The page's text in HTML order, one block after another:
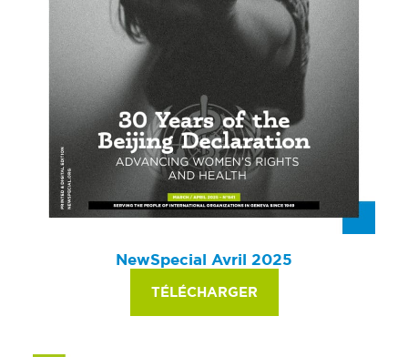
NewSpecial Avril 2025
TÉLÉCHARGER